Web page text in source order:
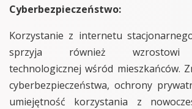
Cyberbezpieczeństwo:
Korzystanie z internetu
sprzyja również wzrostowi
technologicznej wśród mieszkańców.
cyberbezpieczeństwa, ochrony
umiejętność korzystania z